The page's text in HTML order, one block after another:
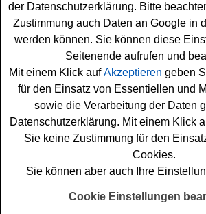
Gewinnsumme ▲ ▼
der Datenschutzerklärung. Bitte
Zustimmung auch Daten an Google in
werden können. Sie können diese
Seitenende aufrufen und
Mit einem Klick aufAkzeptieren geben
für den Einsatz von Essentiellen und
sowie die Verarbeitung der Daten
Datenschutzerklärung. Mit einem Klick
Sie keine Zustimmung für den
Cookies.
Sie können aber auch Ihre
Cookie Einstellungen